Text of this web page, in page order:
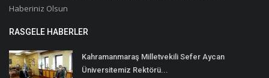
Haberiniz Olsun
RASGELE HABERLER
Kahramanmaraş Milletvekili Sefer Aycan
Üniversitemiz Rektörü...